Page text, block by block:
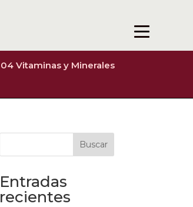
04 Vitaminas y Minerales
Buscar
Entradas
recientes